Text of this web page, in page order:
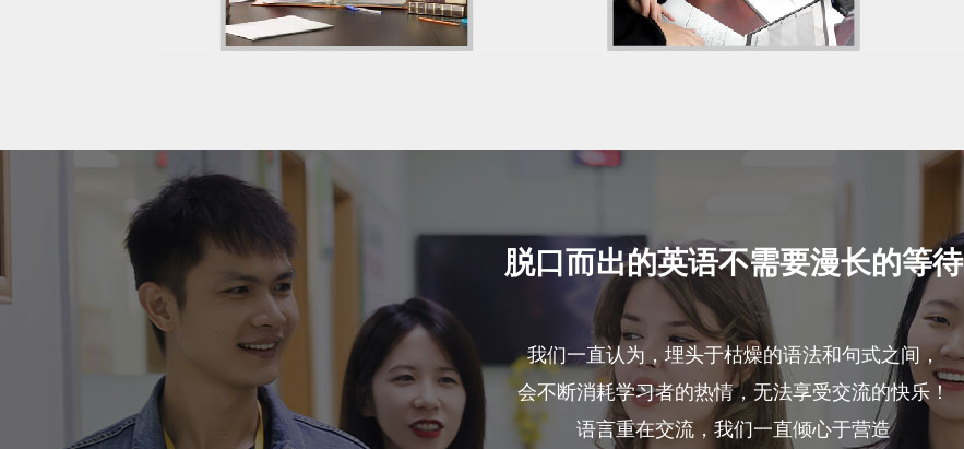
脱口而出的英语不需要漫长的等待
我们一直认为，埋头于枯燥的语法和句式之间，
会不断消耗学习者的热情，无法享受交流的快乐！
语言重在交流，我们一直倾心于营造